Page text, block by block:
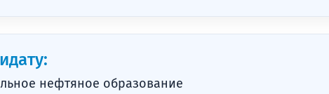
нефтяное образование